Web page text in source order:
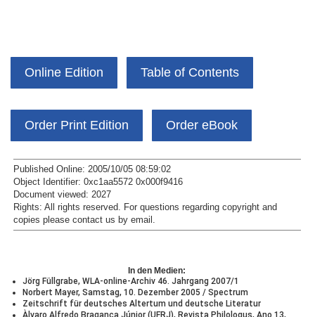
Online Edition Table of Contents
Order Print Edition Order eBook
Published Online: 2005/10/05 08:59:02
Object Identifier: 0xc1aa5572 0x000f9416
Document viewed: 2027
Rights: All rights reserved.
For questions regarding copyright and
copies please contact us by email
In den Medien:
Jörg Füllgrabe, WLA-online-Archiv 46. Jahrgang 2007/1
Norbert Mayer, Samstag, 10. Dezember 2005 / Spectrum
Zeitschrift für deutsches Altertum und deutsche Literatur
Àlvaro Alfredo Braganca Júnior (UFRJ), Revista Philologus, Ano 13,